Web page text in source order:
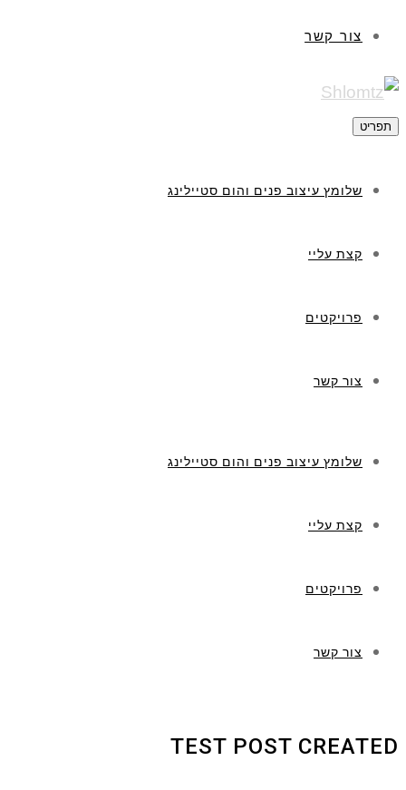
צור קשר
תפריט
שלומץ עיצוב פנים והום סטיילינג
קצת עליי
פרויקטים
צור קשר
שלומץ עיצוב פנים והום סטיילינג
קצת עליי
פרויקטים
צור קשר
TEST POST CREATED